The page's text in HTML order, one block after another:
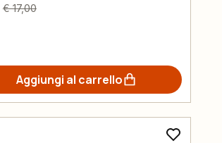
€ 17,00
Aggiungi al carrello